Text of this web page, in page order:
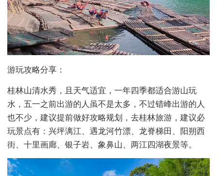
游玩攻略分享：
桂林山清水秀，且天气适宜，一年四季都适合游山玩
水，五一之前出游的人虽不是太多，不过错峰出游的人
也不少，建议提前做好攻略规划，去桂林旅游，建议必
玩景点有：兴坪漓江、遇龙河竹漂、龙脊梯田、阳朔西
街、十里画廊、银子岩、象鼻山、两江四湖夜景等。